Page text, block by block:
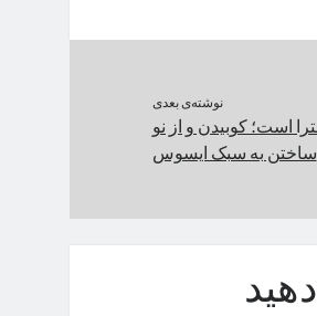
نوشته‌ی بعدی
فون ۱۱ اولترا است؛ کوبیدن و از نو
ساختن به سبک ایسوس